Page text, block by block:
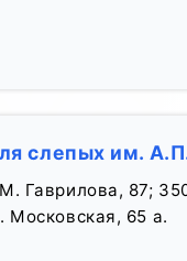
слепых им.
Гаврилова, 87;
Московская, 65 а.